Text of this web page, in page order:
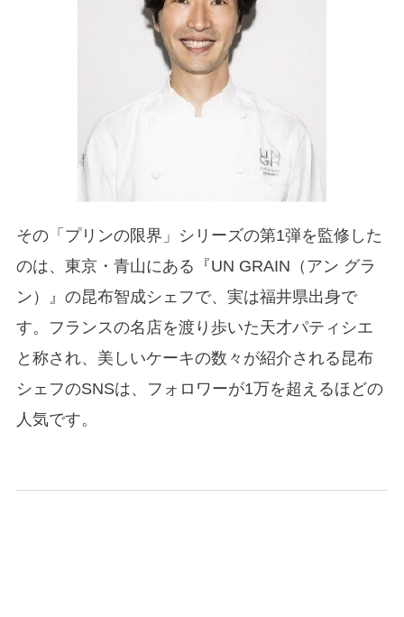
その「プリンの限界」シリーズの第1弾を監修した
のは、東京・青山にある『UN GRAIN（アン グラ
ン）』の昆布智成シェフで、実は福井県出身で
す。フランスの名店を渡り歩いた天才パティシエ
と称され、美しいケーキの数々が紹介される昆布
シェフのSNSは、フォロワーが1万を超えるほどの
人気です。